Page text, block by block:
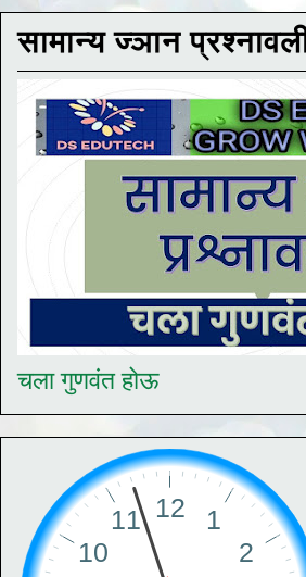
सामान्य ज्ञान
चला गुणवंत होऊ